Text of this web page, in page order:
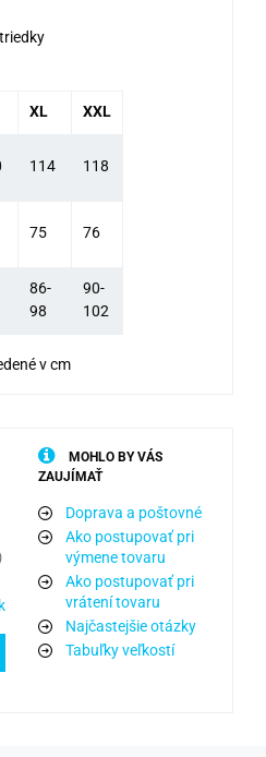
XL XXL
114 118
75 76
86-
98
90-
102
v cm
MOHLO BY VÁS
ZAUJÍMAŤ
Doprava a poštovné
Ako postupovať pri
výmene tovaru
Ako postupovať pri
vrátení tovaru
Najčastejšie otázky
Tabuľky veľkostí